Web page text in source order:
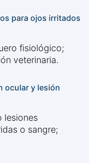
para ojos irritados
fisiológico;
veterinaria.
ocular y lesión
lesiones
o sangre;